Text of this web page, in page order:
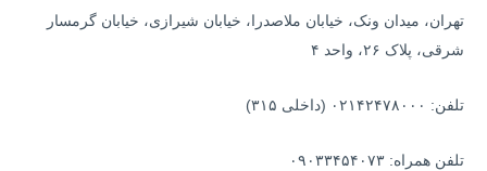
تهران، میدان ونک، خیابان ملاصدرا، خیابان شیرازی، خیابان گرمسار
شرقی، پلاک ۲۶، واحد ۴
تلفن: ۰۲۱۴۲۴۷۸۰۰۰ (داخلی ۳۱۵)
تلفن همراه: ۰۹۰۳۳۴۵۴۰۷۳